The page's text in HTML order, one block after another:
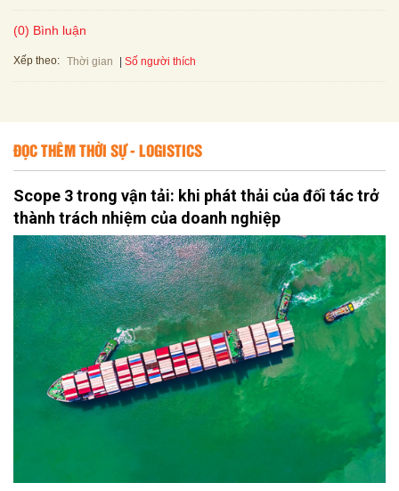
(0) Bình luận
Xếp theo: Thời gian Số người thích
ĐỌC THÊM THỜI SỰ - LOGISTICS
Scope 3 trong vận tải: khi phát thải của đối tác trở
thành trách nhiệm của doanh nghiệp